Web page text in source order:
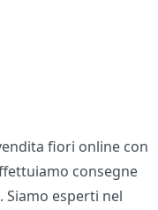
fiori online con
consegne
esperti nel